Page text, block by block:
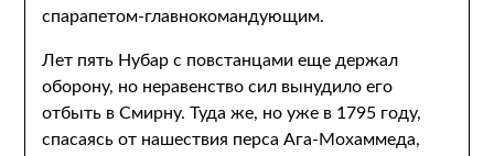
спарапетом-главнокомандующим.
Лет пять Нубар с повстанцами еще держал
оборону, но неравенство сил вынудило его
отбыть в Смирну. Туда же, но уже в 1795 году,
спасаясь от нашествия перса Ага-Мохаммеда,